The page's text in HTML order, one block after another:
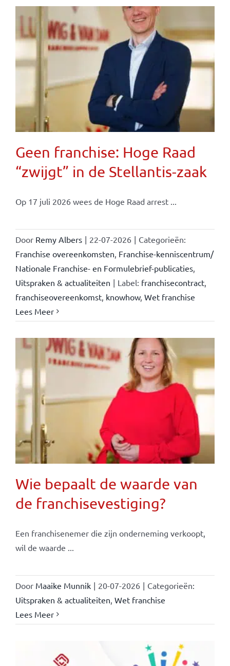
Geen franchise: Hoge Raad
“zwijgt” in de Stellantis-zaak
Op 17 juli 2026 wees de Hoge Raad arrest ...
Door Remy Albers | 22-07-2026 | Categorieën:
Franchise overeenkomsten Franchise-kenniscentrum/
Nationale Franchise- en Formulebrief-publicaties,
Uitspraken & actualiteiten | Label: franchisecontract,
franchiseovereenkomst, knowhow, Wet franchise
Lees Meer
Wie bepaalt de waarde van
de franchisevestiging?
Een franchisenemer die zijn onderneming verkoopt,
wil de waarde ...
Door Maaike Munnik | 20-07-2026 | Categorieën:
Uitspraken & actualiteiten Wet franchise
Lees Meer